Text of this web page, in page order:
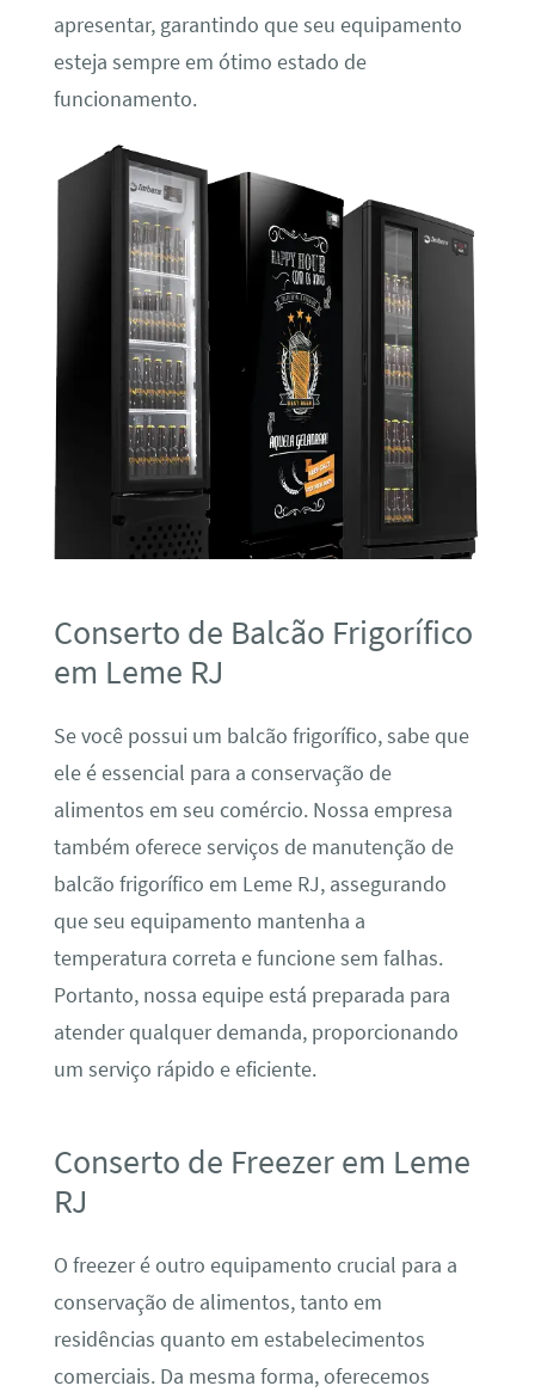
apresentar, garantindo que seu equipamento
esteja sempre em ótimo estado de
funcionamento.
Conserto de Balcão Frigorífico
em Leme RJ
Se você possui um balcão frigorífico, sabe que
ele é essencial para a conservação de
alimentos em seu comércio. Nossa empresa
também oferece serviços de manutenção de
balcão frigorífico em Leme RJ, assegurando
que seu equipamento mantenha a
temperatura correta e funcione sem falhas.
Portanto, nossa equipe está preparada para
atender qualquer demanda, proporcionando
um serviço rápido e eficiente.
Conserto de Freezer em Leme
RJ
O freezer é outro equipamento crucial para a
conservação de alimentos, tanto em
residências quanto em estabelecimentos
comerciais. Da mesma forma, oferecemos